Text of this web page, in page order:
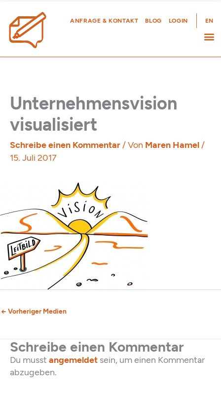
Inhalt
springen
ANFRAGE & KONTAKT BLOG LOGIN EN
Unternehmensvision
visualisiert
Schreibe einen Kommentar/ Von Maren Hamel/
15. Juli 2017
← Vorheriger Medien
Schreibe einen Kommentar
Du musst angemeldet sein, um einen Kommentar
abzugeben.